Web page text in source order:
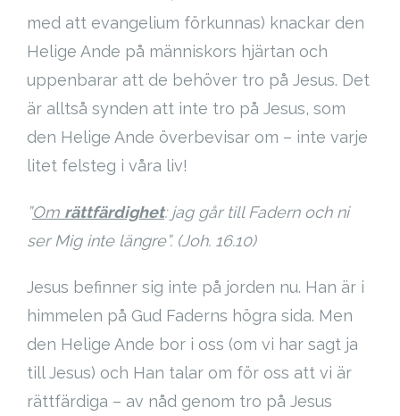
med att evangelium förkunnas) knackar den
Helige Ande på människors hjärtan och
uppenbarar att de behöver tro på Jesus. Det
är alltså synden att inte tro på Jesus, som
den Helige Ande överbevisar om – inte varje
litet felsteg i våra liv!
”Om rättfärdighet: jag går till Fadern och ni
ser Mig inte längre”. (Joh. 16.10)
Jesus befinner sig inte på jorden nu. Han är i
himmelen på Gud Faderns högra sida. Men
den Helige Ande bor i oss (om vi har sagt ja
till Jesus) och Han talar om för oss att vi är
rättfärdiga – av nåd genom tro på Jesus